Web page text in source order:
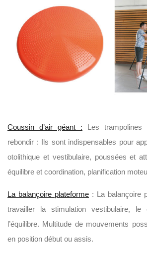
Coussin d’air géant : Les trampolines
rebondir : Ils sont indispensables pour
otolithique et vestibulaire, poussées et
équilibre et coordination, planification
La balançoire plateforme : La balançoire
travailler la stimulation vestibulaire, le
l’équilibre. Multitude de mouvements
en position début ou assis.